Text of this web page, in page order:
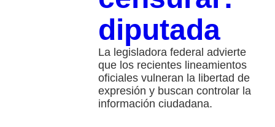
diputada
La legisladora federal advierte
que los recientes lineamientos
oficiales vulneran la libertad de
expresión y buscan controlar la
información ciudadana.